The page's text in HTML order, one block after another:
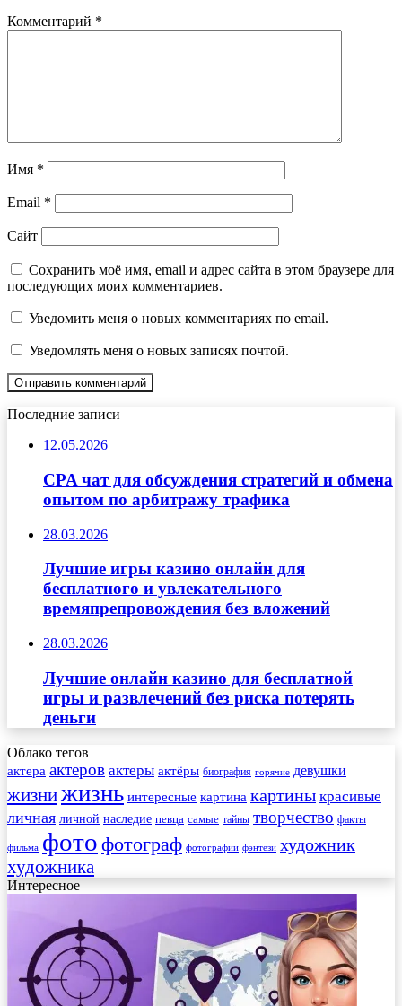
Комментарий *
Имя *
Email *
Сайт
Сохранить моё имя, email и адрес сайта в этом браузере для
последующих моих комментариев.
Уведомить меня о новых комментариях по email.
Уведомлять меня о новых записях почтой.
Последние записи
12.05.2026
CPA чат для обсуждения стратегий и обмена
опытом по арбитражу трафика
28.03.2026
Лучшие игры казино онлайн для
бесплатного и увлекательного
времяпрепровождения без вложений
28.03.2026
Лучшие онлайн казино для бесплатной
игры и развлечений без риска потерять
деньги
Облако тегов
актера актеров актеры актёры биография горячие девушки
жизнижизнь интересные картина картины красивые
личная личной наследие певца самые тайны творчество факты
фильма фото фотограф фотографии фэнтези художник
художника
Интересное